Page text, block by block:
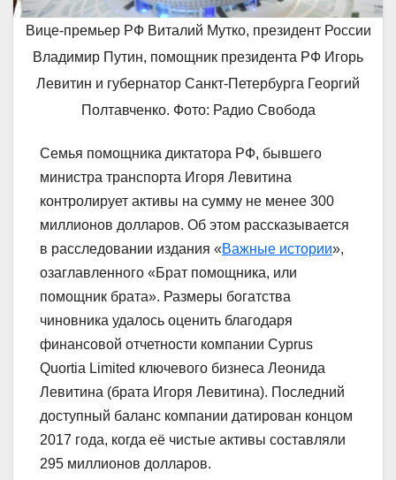
Вице-премьер РФ Виталий Мутко, президент России
Владимир Путин, помощник президента РФ Игорь
Левитин и губернатор Санкт-Петербурга Георгий
Полтавченко. Фото: Радио Свобода
Семья помощника диктатора РФ, бывшего
министра транспорта Игоря Левитина
контролирует активы на сумму не менее 300
миллионов долларов. Об этом рассказывается
в расследовании издания «Важные истории»,
озаглавленного «Брат помощника, или
помощник брата». Размеры богатства
чиновника удалось оценить благодаря
финансовой отчетности компании Cyprus
Quortia Limited ключевого бизнеса Леонида
Левитина (брата Игоря Левитина). Последний
доступный баланс компании датирован концом
2017 года, когда её чистые активы составляли
295 миллионов долларов.